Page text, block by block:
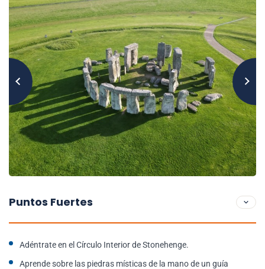
Puntos Fuertes
Adéntrate en el Círculo Interior de Stonehenge.
Aprende sobre las piedras místicas de la mano de un guía